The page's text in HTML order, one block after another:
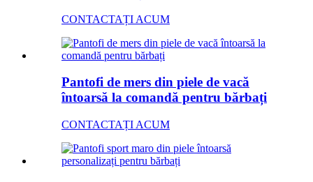
CONTACTAȚI ACUM
Pantofi de mers din piele de vacă
întoarsă la comandă pentru bărbați
CONTACTAȚI ACUM